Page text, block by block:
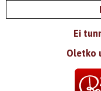
Ei
Oletko